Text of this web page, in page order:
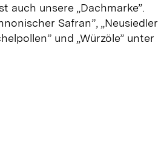
auch unsere „Dachmarke”.
Safran”, „Neusiedler
und „Würzöle” unter